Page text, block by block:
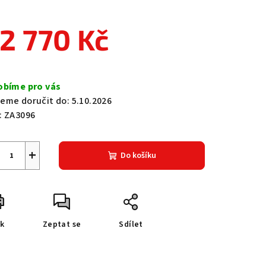
770 Kč
pro vás
doručit do: 5.10.2026
ZA3096
+ Do košíku
Zeptat se Sdílet